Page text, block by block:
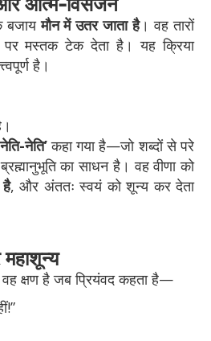
बजायमौन में उतर जाता है। वह तारों
पर मस्तक टेक देता है। यह क्रिया
है।
नेति’कहा गया है—जो शब्दों से परे
का साधन है। वह वीणा को
, और अंततः स्वयं को शून्य कर देता
वह क्षण है जब प्रियंवद कहता है—